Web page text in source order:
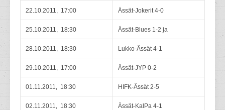
22.10.2011, 17:00 Ässät-Jokerit 4-0
25.10.2011, 18:30 Ässät-Blues 1-2 ja
28.10.2011, 18:30 Lukko-Ässät 4-1
29.10.2011, 17:00 Ässät-JYP 0-2
01.11.2011, 18:30 HIFK-Ässät 2-5
02.11.2011, 18:30 Ässät-KalPa 4-1